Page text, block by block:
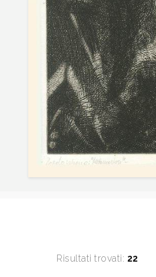
Risultati trovati: 22